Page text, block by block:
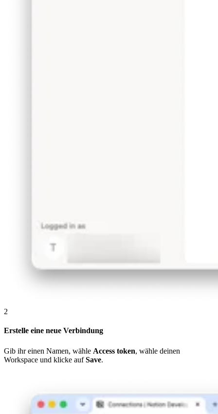
2
Erstelle eine neue Verbindung
Gib ihr einen Namen, wähle Access token, wähle deinen
Workspace und klicke aufSave.